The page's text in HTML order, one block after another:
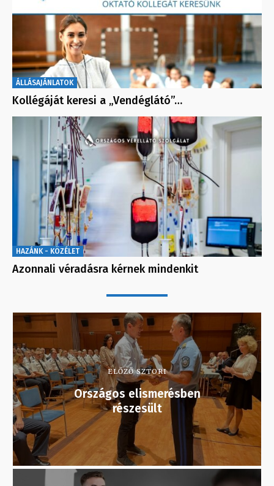
ÁLLÁSAJÁNLATOK
Kollégáját keresi a „Vendéglátó”…
HAZÁNK - KÖZÉLET
Azonnali véradásra kérnek mindenkit
ELŐZŐ SZTORI
Országos elismerésben
részesült